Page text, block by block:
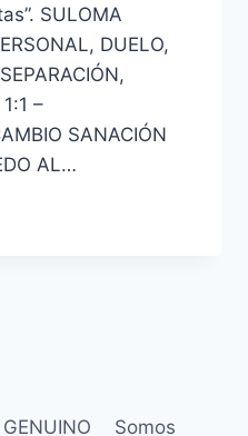
SULOMA
DUELO,
–
SANACIÓN
AL…
Somos